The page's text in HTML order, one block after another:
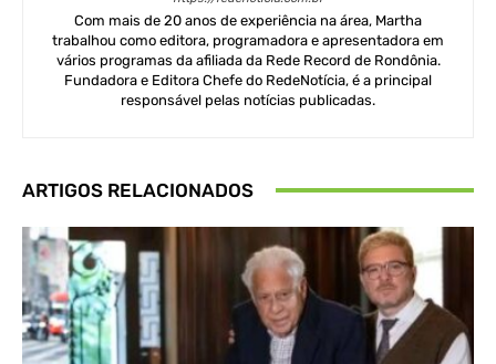
Com mais de 20 anos de experiência na área, Martha
trabalhou como editora, programadora e apresentadora em
vários programas da afiliada da Rede Record de Rondônia.
Fundadora e Editora Chefe do RedeNotícia, é a principal
responsável pelas notícias publicadas.
ARTIGOS RELACIONADOS